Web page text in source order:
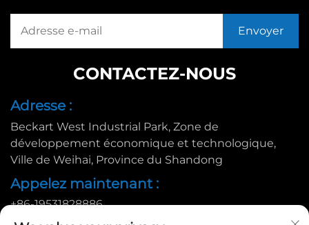
CONTACTEZ-NOUS
Adresse :
Beckart West Industrial Park, Zone de
développement économique et technologique,
Ville de Weihai, Province du Shandong
Appelez maintenant :
+86-19531828886